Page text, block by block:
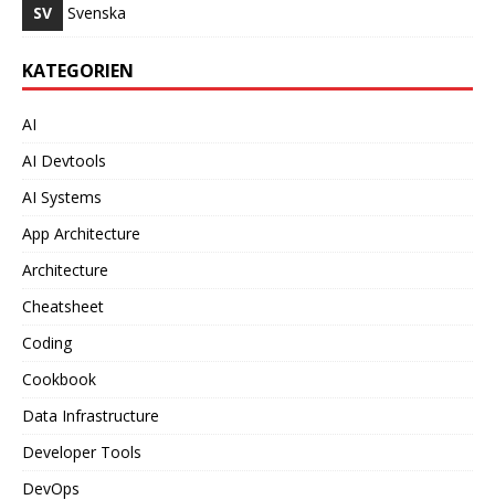
SV Svenska
KATEGORIEN
AI
AI Devtools
AI Systems
App Architecture
Architecture
Cheatsheet
Coding
Cookbook
Data Infrastructure
Developer Tools
DevOps